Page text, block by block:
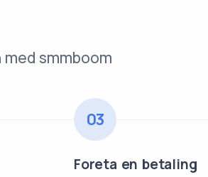
smmboom
03
Foreta en betaling